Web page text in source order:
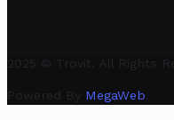
2025 © Trovit. All Rights
Powered By MegaWeb